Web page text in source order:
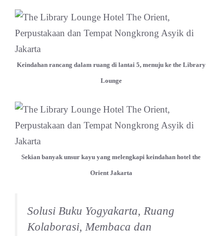
Keindahan rancang dalam ruang di lantai 5, menuju ke the Library
Lounge
Sekian banyak unsur kayu yang melengkapi keindahan hotel the
Orient Jakarta
Solusi Buku Yogyakarta, Ruang
Kolaborasi, Membaca dan